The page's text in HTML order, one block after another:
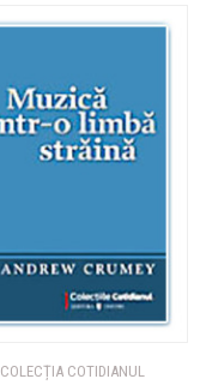
COLECȚIA COTIDIANUL